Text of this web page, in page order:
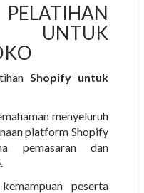
Shopify untuk
menyeluruh
platform Shopify
pemasaran dan
peserta